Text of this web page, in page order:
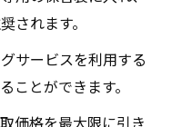
されます。
サービスを利用する
ことができます。